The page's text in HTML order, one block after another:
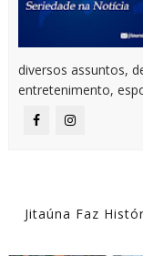
diversos assuntos,
entretenimento,
Jitaúna Faz